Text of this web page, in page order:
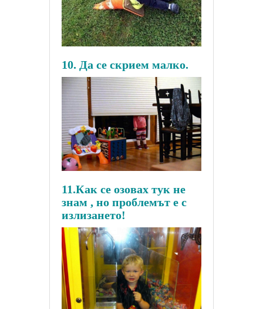
10. Да се скрием малко.
11.Как се озовах тук не
знам , но проблемът е с
излизането!